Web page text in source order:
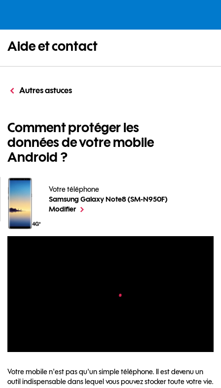
Aide et contact
Autres astuces
Comment protéger les
données de votre mobile
Android ?
Votre téléphone
Samsung Galaxy Note8 (SM-N950F)
Comment protéger les données de votre mobile
Modifierle téléphone sélectionné
Votre mobile n'est pas qu'un simple téléphone. Il est devenu un
outil indispensable dans lequel vous pouvez stocker toute votre vie.